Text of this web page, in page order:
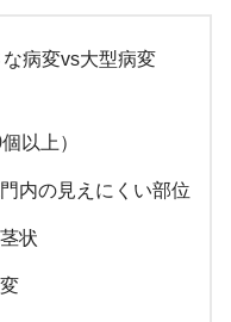
な病変vs大型病変
以上）
内の見えにくい部位
状